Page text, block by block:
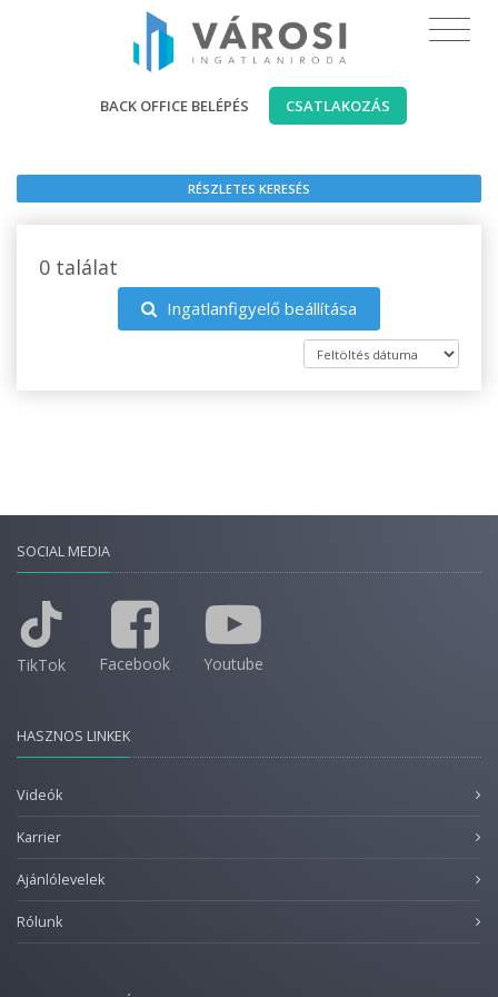
BACK OFFICE BELÉPÉS CSATLAKOZÁS
RÉSZLETES KERESÉS
0 találat
Ingatlanfigyelő beállítása
SOCIAL MEDIA
TikTok Facebook Youtube
HASZNOS LINKEK
Videók
Karrier
Ajánlólevelek
Rólunk